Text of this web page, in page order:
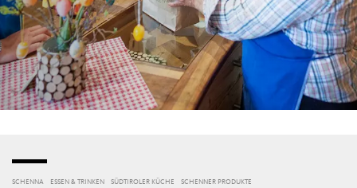
SCHENNA ESSEN & TRINKEN SÜDTIROLER KÜCHE SCHENNER PRODUKTE